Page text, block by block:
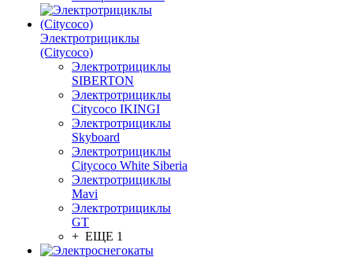
Электротрициклы
(Citycoco)
Электротрициклы
SIBERTON
Электротрициклы
Citycoco IKINGI
Электротрициклы
Skyboard
Электротрициклы
Citycoco White Siberia
Электротрициклы
Mavi
Электротрициклы
GT
+ ЕЩЕ 1